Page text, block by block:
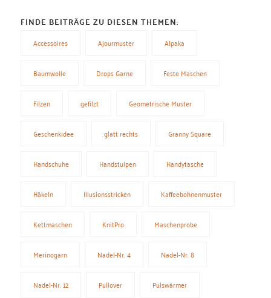
FINDE BEITRÄGE ZU DIESEN THEMEN:
Accessoires Ajourmuster Alpaka
Baumwolle Drops Garne Feste Maschen
Filzen gefilzt Geometrische Muster
Geschenkidee glatt rechts Granny Square
Handschuhe Handstulpen Handytasche
Häkeln Illusionsstricken Kaffeebohnenmuster
Kettmaschen KnitPro Maschenprobe
Merinogarn Nadel-Nr. 4 Nadel-Nr. 8
Nadel-Nr. 12 Pullover Pulswärmer